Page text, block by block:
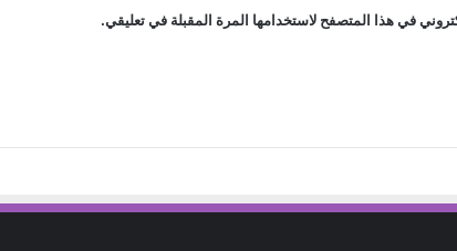
في هذا المتصفح لاستخدامها المرة المقبلة في تعليقي.